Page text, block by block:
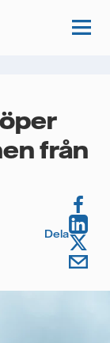
från
Dela